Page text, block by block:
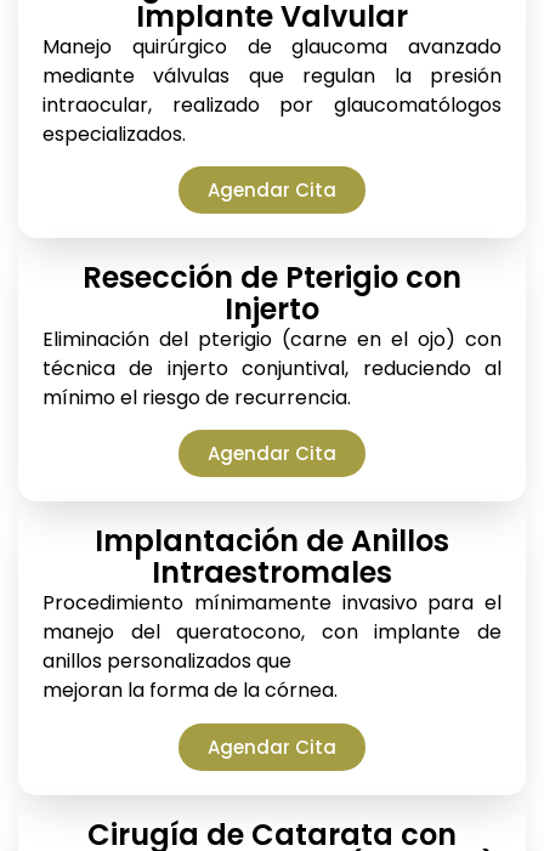
Implante Valvular
Manejo quirúrgico de glaucoma avanzado
mediante válvulas que regulan la presión
intraocular, realizado por glaucomatólogos
especializados.
Agendar Cita
Resección de Pterigio con
Injerto
Eliminación del pterigio (carne en el ojo) con
técnica de injerto conjuntival, reduciendo al
mínimo el riesgo de recurrencia.
Agendar Cita
Implantación de Anillos
Intraestromales
Procedimiento mínimamente invasivo para el
manejo del queratocono, con implante de
anillos personalizados que
mejoran la forma de la córnea.
Agendar Cita
Cirugía de Catarata con